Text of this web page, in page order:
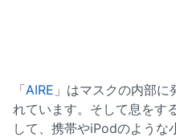
「AIRE 」はマスクの内部
れています。そして息をす
して、携帯やiPodのような